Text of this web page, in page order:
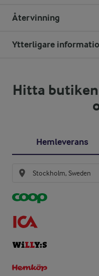
Återvinning
Ytterligare
Hitta
Hemleverans